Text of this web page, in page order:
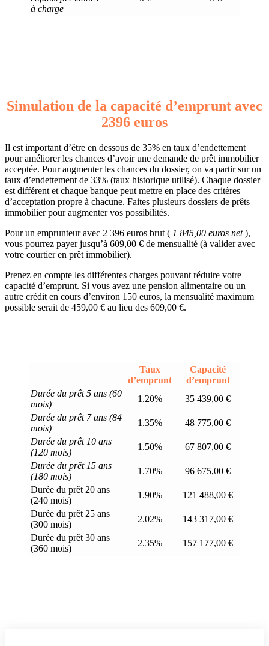
à charge
Simulation de la capacité d’emprunt avec
2396 euros
Il est important d’être en dessous de 35% en taux d’endettement
pour améliorer les chances d’avoir une demande de prêt immobilier
acceptée. Pour augmenter les chances du dossier, on va partir sur un
taux d’endettement de 33% (taux historique utilisé). Chaque dossier
est différent et chaque banque peut mettre en place des critères
d’acceptation propre à chacune. Faites plusieurs dossiers de prêts
immobilier pour augmenter vos possibilités.
Pour un emprunteur avec 2 396 euros brut ( 1 845,00 euros net),
vous pourrez payer jusqu’à 609,00 € de mensualité (à valider avec
votre courtier en prêt immobilier).
Prenez en compte les différentes charges pouvant réduire votre
capacité d’emprunt. Si vous avez une pension alimentaire ou un
autre crédit en cours d’environ 150 euros, la mensualité maximum
possible serait de 459,00 € au lieu des 609,00 €.
Taux
d’emprunt
Capacité
d’emprunt
Durée du prêt 5 ans (60
mois)
1.20%
35 439,00 €
Durée du prêt 7 ans (84
mois)
1.35%
48 775,00 €
Durée du prêt 10 ans
(120 mois)
1.50%
67 807,00 €
Durée du prêt 15 ans
(180 mois)
1.70%
96 675,00 €
Durée du prêt 20 ans
(240 mois)
1.90%
121 488,00 €
Durée du prêt 25 ans
(300 mois)
2.02%
143 317,00 €
Durée du prêt 30 ans
(360 mois)
2.35% 157 177,00 €